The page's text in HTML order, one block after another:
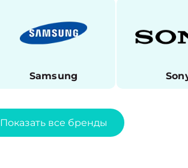
Samsung
Показать все бренды